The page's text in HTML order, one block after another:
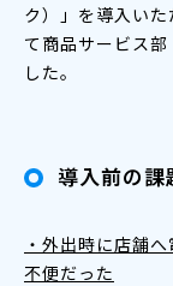
ク）」を導入い
て商品サービス
した。
導入前の課
・外出時に店舗
不便だった